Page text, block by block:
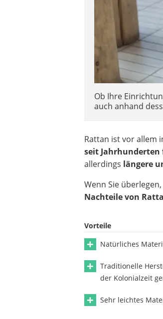
Ob Ihre
auch anhand
Rattan ist vor allem
seit
allerdings längere
Wenn Sie
Nachteile von
Vorteile
Natürliches
Traditionelle
der Kolonialzeit
Sehr leichtes